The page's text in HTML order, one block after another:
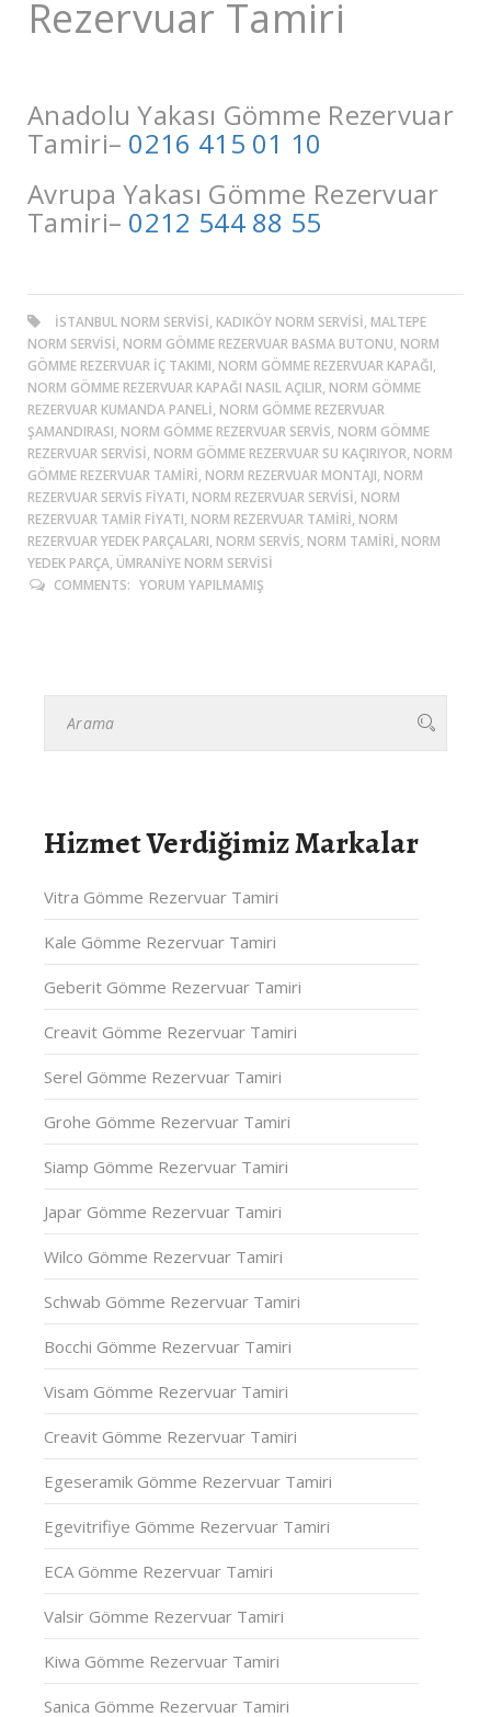
Rezervuar Tamiri
Anadolu Yakası Gömme Rezervuar
Tamiri– 0216 415 01 10
Avrupa Yakası Gömme Rezervuar
Tamiri– 0212 544 88 55
ISTANBUL NORM SERVISI, KADIKÖY NORM SERVISI, MALTEPE
NORM SERVISI, NORM GÖMME REZERVUAR BASMA BUTONU, NORM
GÖMME REZERVUAR İÇ TAKIMI, NORM GÖMME REZERVUAR KAPAĞI,
NORM GÖMME REZERVUAR KAPAĞI NASIL AÇILIR, NORM GÖMME
REZERVUAR KUMANDA PANELI, NORM GÖMME REZERVUAR
ŞAMANDIRASI, NORM GÖMME REZERVUAR SERVIS, NORM GÖMME
REZERVUAR SERVISI, NORM GÖMME REZERVUAR SU KAÇIRIYOR, NORM
GÖMME REZERVUAR TAMIRI, NORM REZERVUAR MONTAJI, NORM
REZERVUAR SERVIS FIYATI, NORM REZERVUAR SERVISI, NORM
REZERVUAR TAMIR FIYATI, NORM REZERVUAR TAMIRI, NORM
REZERVUAR YEDEK PARÇALARI, NORM SERVIS, NORM TAMIRI, NORM
YEDEK PARÇA, ÜMRANIYE NORM SERVISI
COMMENTS: YORUM YAPILMAMIŞ
Hizmet Verdiğimiz Markalar
Vitra Gömme Rezervuar Tamiri
Kale Gömme Rezervuar Tamiri
Geberit Gömme Rezervuar Tamiri
Creavit Gömme Rezervuar Tamiri
Serel Gömme Rezervuar Tamiri
Grohe Gömme Rezervuar Tamiri
Siamp Gömme Rezervuar Tamiri
Japar Gömme Rezervuar Tamiri
Wilco Gömme Rezervuar Tamiri
Schwab Gömme Rezervuar Tamiri
Bocchi Gömme Rezervuar Tamiri
Visam Gömme Rezervuar Tamiri
Creavit Gömme Rezervuar Tamiri
Egeseramik Gömme Rezervuar Tamiri
Egevitrifiye Gömme Rezervuar Tamiri
ECA Gömme Rezervuar Tamiri
Valsir Gömme Rezervuar Tamiri
Kiwa Gömme Rezervuar Tamiri
Sanica Gömme Rezervuar Tamiri